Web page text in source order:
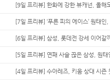
[9일 프리뷰] 한화에 강한 뷰캐넌, 올해
[7일 프리뷰] ‘푸른 피의 에이스’ 원태
[6일 프리뷰] 삼성, 롯데전 강세 이어갈
[5일 프리뷰] 연패 사슬 끊은 삼성, 원태
[4일 프리뷰] 수아레즈, 키움 상대 시즌